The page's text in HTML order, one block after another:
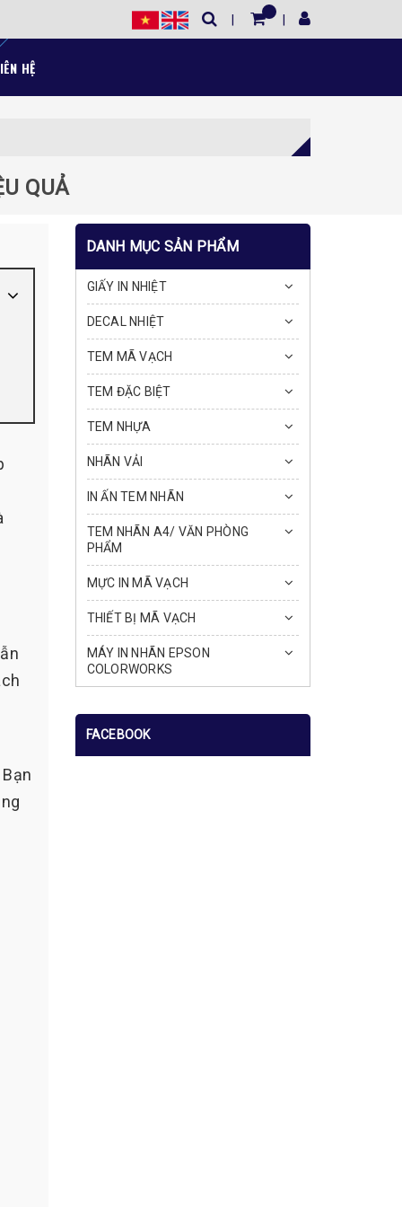
HỆ
QUẢ
DANH MỤC SẢN PHẨM
GIẤY IN NHIỆT
DECAL NHIỆT
TEM MÃ VẠCH
TEM ĐẶC BIỆT
TEM NHỰA
NHÃN VẢI
IN ẤN TEM NHÃN
TEM NHÃN A4/ VĂN PHÒNG
PHẨM
MỰC IN MÃ VẠCH
THIẾT BỊ MÃ VẠCH
MÁY IN NHÃN EPSON
COLORWORKS
FACEBOOK